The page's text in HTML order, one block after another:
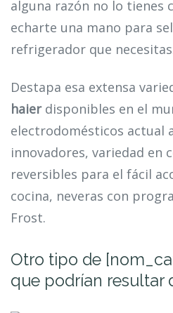
alguna razón no lo tienes
echarte una mano para
refrigerador que
Destapa esa extensa
haierdisponibles en el
electrodomésticos actual
innovadores, variedad en
reversibles para el fácil
cocina, neveras con
Frost.
Otro tipo de
que podrían resultar